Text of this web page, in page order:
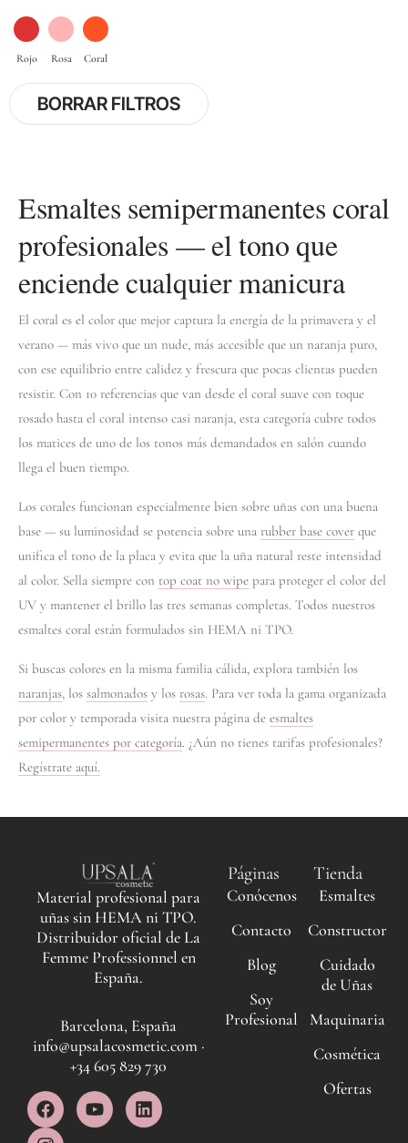
BORRAR FILTROS
Esmaltes semipermanentes coral
profesionales — el tono que
enciende cualquier manicura
El coral es el color que mejor captura la energía de la primavera y el
verano — más vivo que un nude, más accesible que un naranja puro,
con ese equilibrio entre calidez y frescura que pocas clientas pueden
resistir. Con 10 referencias que van desde el coral suave con toque
rosado hasta el coral intenso casi naranja, esta categoría cubre todos
los matices de uno de los tonos más demandados en salón cuando
llega el buen tiempo.
Los corales funcionan especialmente bien sobre uñas con una buena
base — su luminosidad se potencia sobre una rubber base cover que
unifica el tono de la placa y evita que la uña natural reste intensidad
al color. Sella siempre con top coat no wipe para proteger el color del
UV y mantener el brillo las tres semanas completas. Todos nuestros
esmaltes coral están formulados sin HEMA ni TPO.
Si buscas colores en la misma familia cálida, explora también los
naranjas, los salmonados y los rosas. Para ver toda la gama organizada
por color y temporada visita nuestra página de esmaltes
semipermanentes por categoría. ¿Aún no tienes tarifas profesionales?
Regístrate aquí.
Material profesional para
uñas sin HEMA ni TPO.
Distribuidor oficial de La
Femme Professionnel en
España.
Barcelona, España
info@upsalacosmetic.com ·
+34 605 829 730
F
a
c
Y
o
L
i
I
n
s
Páginas
Conócenos
Contacto
Blog
Soy
Profesional
Tienda
Esmaltes
Constructor
Cuidado
de Uñas
Maquinaria
Cosmética
Ofertas